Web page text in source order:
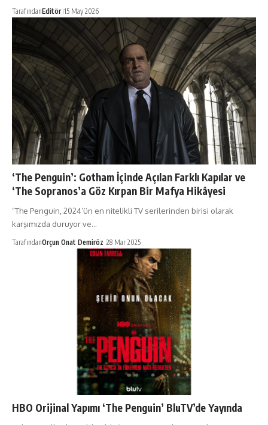
TarafındanEditör 15 May 2026
‘The Penguin’: Gotham İçinde Açılan Farklı Kapılar ve
‘The Sopranos’a Göz Kırpan Bir Mafya Hikâyesi
“The Penguin, 2024’ün en nitelikli TV serilerinden birisi olarak
karşımızda duruyor ve…
TarafındanOrçun Onat Demiröz 28 Mar 2025
HBO Orijinal Yapımı ‘The Penguin’ BluTV’de Yayında